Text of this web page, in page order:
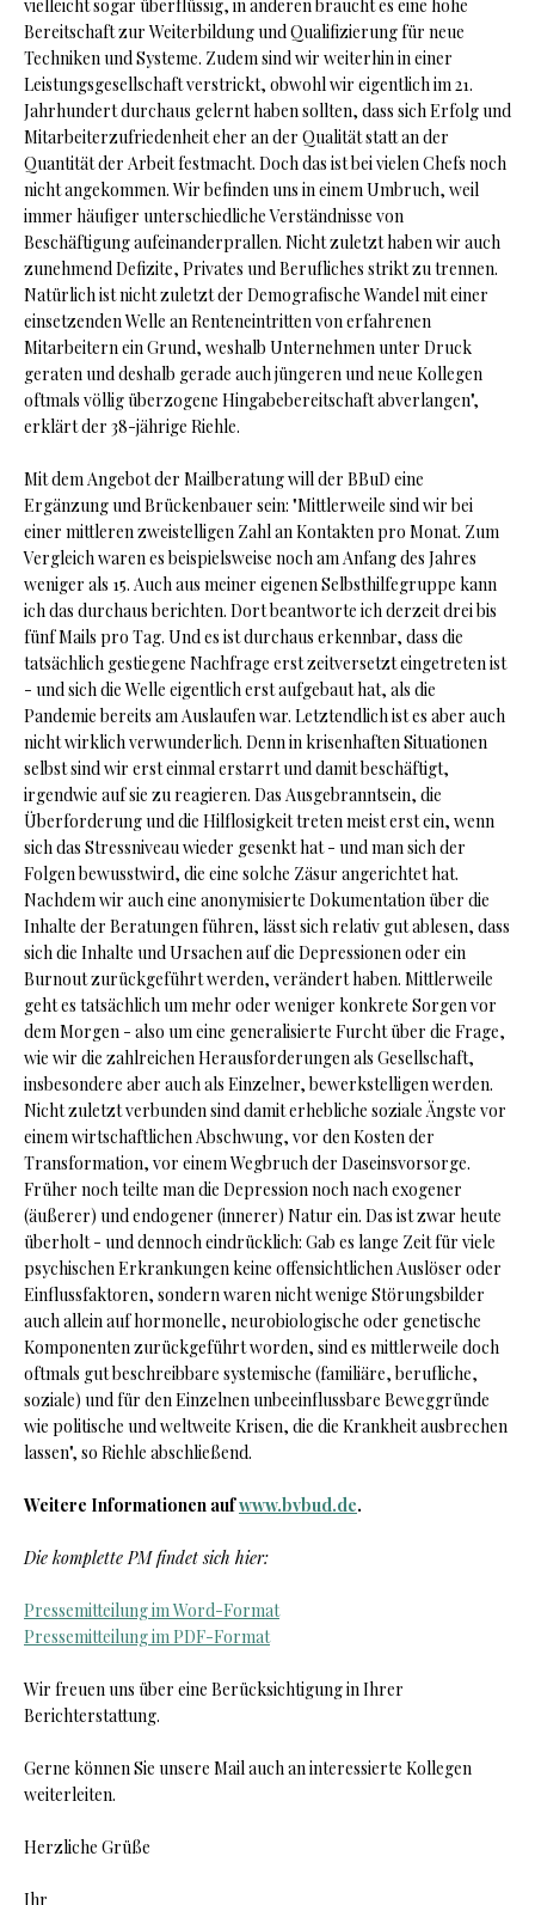
vielleicht sogar überflüssig, in anderen braucht es eine hohe
Bereitschaft zur Weiterbildung und Qualifizierung für neue
Techniken und Systeme. Zudem sind wir weiterhin in einer
Leistungsgesellschaft verstrickt, obwohl wir eigentlich im 21.
Jahrhundert durchaus gelernt haben sollten, dass sich Erfolg und
Mitarbeiterzufriedenheit eher an der Qualität statt an der
Quantität der Arbeit festmacht. Doch das ist bei vielen Chefs noch
nicht angekommen. Wir befinden uns in einem Umbruch, weil
immer häufiger unterschiedliche Verständnisse von
Beschäftigung aufeinanderprallen. Nicht zuletzt haben wir auch
zunehmend Defizite, Privates und Berufliches strikt zu trennen.
Natürlich ist nicht zuletzt der Demografische Wandel mit einer
einsetzenden Welle an Renteneintritten von erfahrenen
Mitarbeitern ein Grund, weshalb Unternehmen unter Druck
geraten und deshalb gerade auch jüngeren und neue Kollegen
oftmals völlig überzogene Hingabebereitschaft abverlangen",
erklärt der 38-jährige Riehle.
Mit dem Angebot der Mailberatung will der BBuD eine
Ergänzung und Brückenbauer sein: "Mittlerweile sind wir bei
einer mittleren zweistelligen Zahl an Kontakten pro Monat. Zum
Vergleich waren es beispielsweise noch am Anfang des Jahres
weniger als 15. Auch aus meiner eigenen Selbsthilfegruppe kann
ich das durchaus berichten. Dort beantworte ich derzeit drei bis
fünf Mails pro Tag. Und es ist durchaus erkennbar, dass die
tatsächlich gestiegene Nachfrage erst zeitversetzt eingetreten ist
- und sich die Welle eigentlich erst aufgebaut hat, als die
Pandemie bereits am Auslaufen war. Letztendlich ist es aber auch
nicht wirklich verwunderlich. Denn in krisenhaften Situationen
selbst sind wir erst einmal erstarrt und damit beschäftigt,
irgendwie auf sie zu reagieren. Das Ausgebranntsein, die
Überforderung und die Hilflosigkeit treten meist erst ein, wenn
sich das Stressniveau wieder gesenkt hat - und man sich der
Folgen bewusstwird, die eine solche Zäsur angerichtet hat.
Nachdem wir auch eine anonymisierte Dokumentation über die
Inhalte der Beratungen führen, lässt sich relativ gut ablesen, dass
sich die Inhalte und Ursachen auf die Depressionen oder ein
Burnout zurückgeführt werden, verändert haben. Mittlerweile
geht es tatsächlich um mehr oder weniger konkrete Sorgen vor
dem Morgen - also um eine generalisierte Furcht über die Frage,
wie wir die zahlreichen Herausforderungen als Gesellschaft,
insbesondere aber auch als Einzelner, bewerkstelligen werden.
Nicht zuletzt verbunden sind damit erhebliche soziale Ängste vor
einem wirtschaftlichen Abschwung, vor den Kosten der
Transformation, vor einem Wegbruch der Daseinsvorsorge.
Früher noch teilte man die Depression noch nach exogener
(äußerer) und endogener (innerer) Natur ein. Das ist zwar heute
überholt - und dennoch eindrücklich: Gab es lange Zeit für viele
psychischen Erkrankungen keine offensichtlichen Auslöser oder
Einflussfaktoren, sondern waren nicht wenige Störungsbilder
auch allein auf hormonelle, neurobiologische oder genetische
Komponenten zurückgeführt worden, sind es mittlerweile doch
oftmals gut beschreibbare systemische (familiäre, berufliche,
soziale) und für den Einzelnen unbeeinflussbare Beweggründe
wie politische und weltweite Krisen, die die Krankheit ausbrechen
lassen", so Riehle abschließend.
Weitere Informationen aufwww.bvbud.de.
Die komplette PM findet sich hier:
Pressemitteilung im Word-Format
Pressemitteilung im PDF-Format
Wir freuen uns über eine Berücksichtigung in Ihrer
Berichterstattung.
Gerne können Sie unsere Mail auch an interessierte Kollegen
weiterleiten.
Herzliche Grüße
Ihr